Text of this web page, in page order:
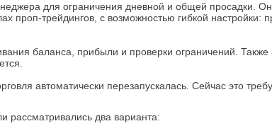
для ограничения дневной и общей просадки.
проп-трейдингов, с возможностью гибкой настройки:
баланса, прибыли и проверки ограничений.
автоматически перезапускалась. Сейчас это
рассматривались два варианта: